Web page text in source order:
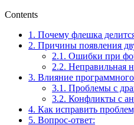
Contents
1. Почему флешка
2. Причины появления
2.1. Ошибки при
2.2. Неправильная
3. Влияние
3.1. Проблемы с
3.2. Конфликты с
4. Как исправить
5. Вопрос-ответ: